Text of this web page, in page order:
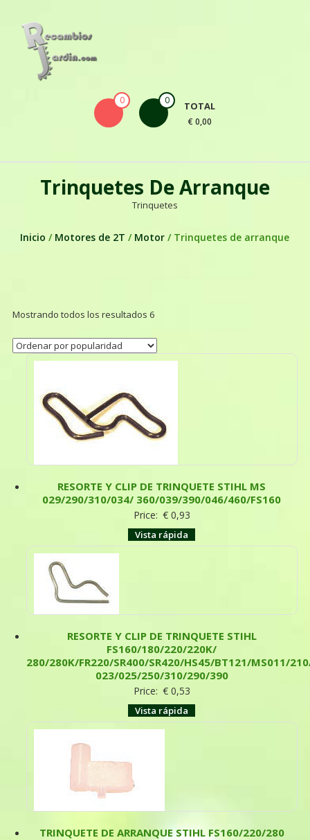
0 0 TOTAL
€ 0,00
Trinquetes De Arranque
Trinquetes
Inicio / Motores de 2T / Motor / Trinquetes de arranque
Mostrando todos los resultados 6
RESORTE Y CLIP DE TRINQUETE STIHL MS
029/290/310/034/ 360/039/390/046/460/FS160
Price: €0,93
Vista rápida
RESORTE Y CLIP DE TRINQUETE STIHL
FS160/180/220/220K/
280/280K/FR220/SR400/SR420/HS45/BT121/MS011/
023/025/250/310/290/390
Price: €0,53
Vista rápida
TRINQUETE DE ARRANQUE STIHL FS160/220/280